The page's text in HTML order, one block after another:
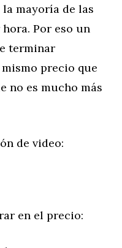
mayoría de las
Por eso un
terminar
precio que
no es mucho más
de video:
en el precio: